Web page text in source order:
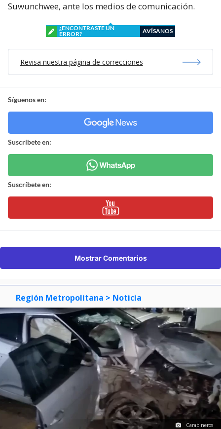
Suwunchwee, ante los medios de comunicación.
¿ENCONTRASTE UN
ERROR?
AVÍSANOS
Revisa nuestra página de correcciones
Síguenos en:
Suscríbete en:
Suscríbete en:
Mostrar Comentarios
Región Metropolitana > Noticia
Carabineros